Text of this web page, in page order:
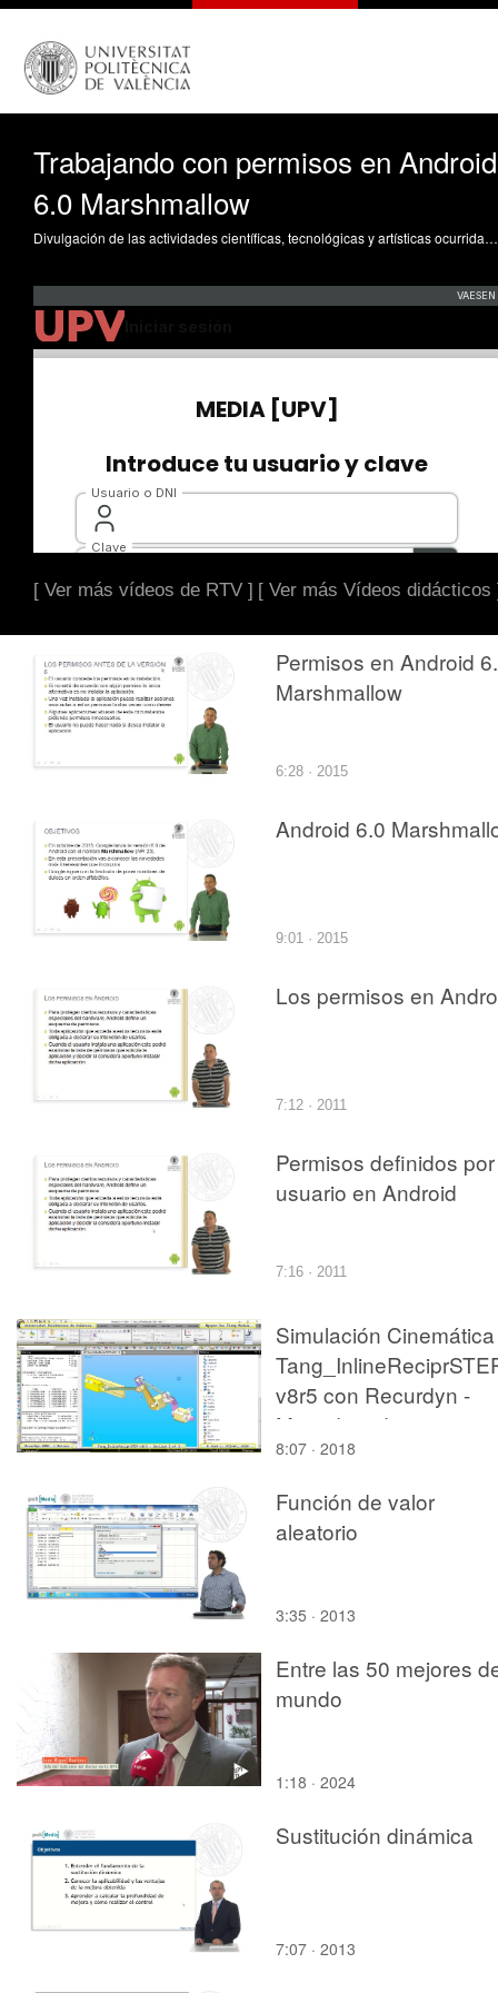
Trabajando con permisos en Android
6.0 Marshmallow
Divulgación de las actividades científicas, tecnológicas y artísticas ocurridas en los tres campus de la UPV
[ Ver más vídeos de RTV ] [ Ver más Vídeos didácticos
Permisos en Android
Marshmallow
6:28 · 2015
Android 6.0
9:01 · 2015
Los permisos en
7:12 · 2011
Permisos definidos
usuario en Android
7:16 · 2011
Simulación Cinemática
v8r5 con Recurdyn -
Mov3d - 3 de 3
8:07 · 2018
Función de valor
aleatorio
3:35 · 2013
Entre las 50 mejores
mundo
1:18 · 2024
Sustitución dinámica
7:07 · 2013